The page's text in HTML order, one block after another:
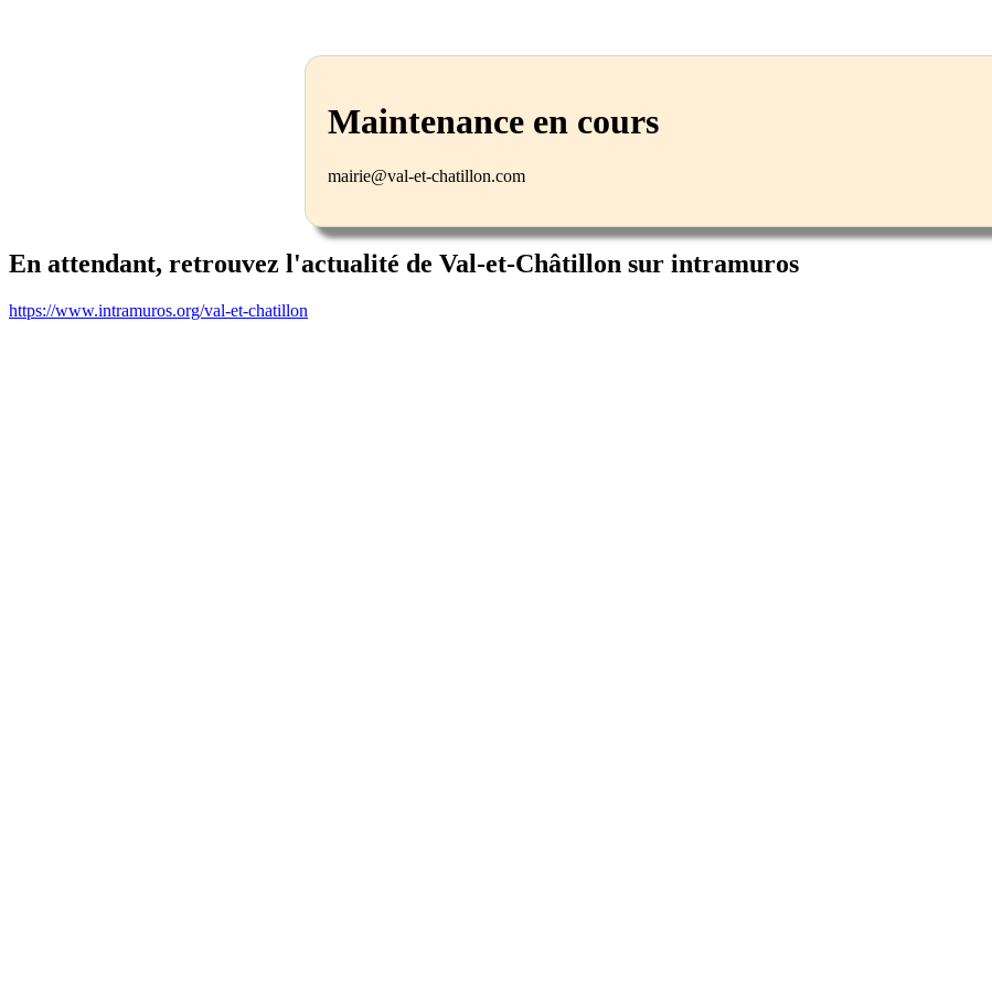
Maintenance en cours
mairie@val-et-chatillon.com
En attendant, retrouvez l'actualité de Val-et-Châtillon sur intramuros
https://www.intramuros.org/val-et-chatillon